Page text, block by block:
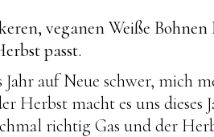
veganen Weiße
passt.
auf Neue schwer, mich
Herbst macht es uns
richtig Gas und der